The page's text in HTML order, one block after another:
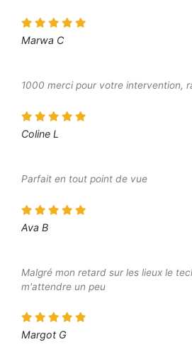
Marwa C
1000 merci pour votre intervention,
Coline L
Parfait en tout point de vue
Ava B
Malgré mon retard sur les lieux le
m'attendre un peu
Margot G